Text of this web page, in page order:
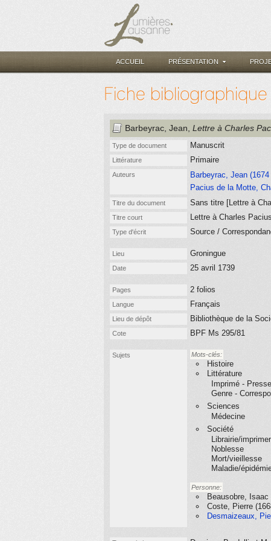
ACCUEIL PRÉSENTATION
Fiche bibliographique
Barbeyrac, Jean Lettre à Charles
Type de document Manuscrit
Littérature Primaire
Auteurs Barbeyrac, Jean
Pacius de la Motte,
Titre du document Sans titre [Lettre à
Titre court Lettre à Charles
Type d'écrit Source /
Lieu Groningue
Date 25 avril 1739
Pages 2 folios
Langue Français
Lieu de dépôt Bibliothèque de la
Cote BPF Ms 295/81
Sujets Mots-clés:
Histoire
Littérature
Imprimé -
Genre -
Sciences
Médecine
Société
Librairie/
Noblesse
Mort/vieillesse
Maladie/
Personne:
Beausobre, Isaac
Coste, Pierre
Desmaizeaux,